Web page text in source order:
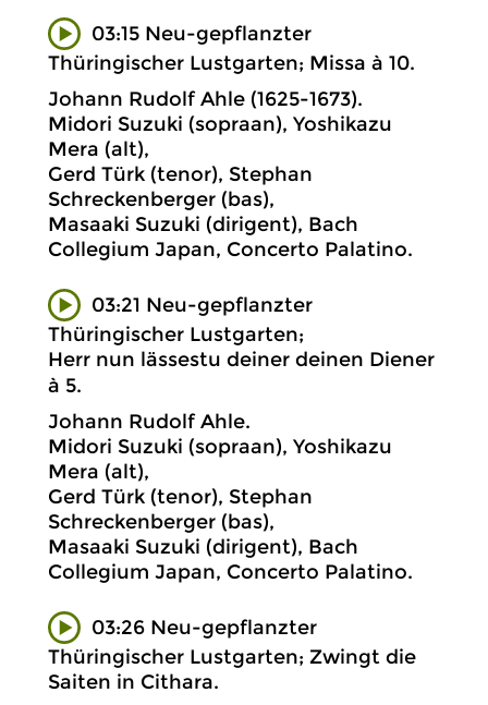
03:15 Neu-gepflanzter
Thüringischer Lustgarten; Missa à 10.
Johann Rudolf Ahle (1625-1673).
Midori Suzuki (sopraan), Yoshikazu
Mera (alt),
Gerd Türk (tenor), Stephan
Schreckenberger (bas),
Masaaki Suzuki (dirigent), Bach
Collegium Japan, Concerto Palatino.
03:21 Neu-gepflanzter
Thüringischer Lustgarten;
Herr nun lässestu deiner deinen Diener
à 5.
Johann Rudolf Ahle.
Midori Suzuki (sopraan), Yoshikazu
Mera (alt),
Gerd Türk (tenor), Stephan
Schreckenberger (bas),
Masaaki Suzuki (dirigent), Bach
Collegium Japan, Concerto Palatino.
03:26 Neu-gepflanzter
Thüringischer Lustgarten; Zwingt die
Saiten in Cithara.